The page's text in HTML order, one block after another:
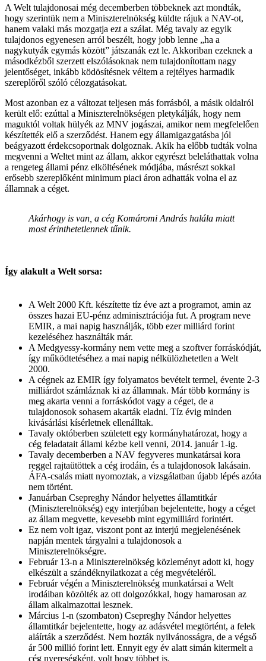
A Welt tulajdonosai még decemberben többeknek azt mondták,
hogy szerintük nem a Miniszterelnökség küldte rájuk a NAV-ot,
hanem valaki más mozgatja ezt a szálat. Még tavaly az egyik
tulajdonos egyenesen arról beszélt, hogy jobb lenne „ha a
nagykutyák egymás között” játszanák ezt le. Akkoriban ezeknek a
másodkézből szerzett elszólásoknak nem tulajdonítottam nagy
jelentőséget, inkább ködösítésnek véltem a rejtélyes harmadik
szereplőről szóló célozgatásokat.
Most azonban ez a változat teljesen más forrásból, a másik oldalról
került elő: ezúttal a Miniszterelnökségen pletykálják, hogy nem
maguktól voltak hülyék az MNV jogászai, amikor nem megfelelően
készítették elő a szerződést. Hanem egy államigazgatásba jól
beágyazott érdekcsoportnak dolgoznak. Akik ha előbb tudták volna
megvenni a Weltet mint az állam, akkor egyrészt beleláthattak volna
a rengeteg állami pénz elköltésének módjába, másrészt sokkal
erősebb szereplőként minimum piaci áron adhatták volna el az
államnak a céget.
Akárhogy is van, a cég Komáromi András halála miatt
most érinthetetlennek tűnik.
Így alakult a Welt sorsa:
A Welt 2000 Kft. készítette tíz éve azt a programot, amin az
összes hazai EU-pénz adminisztrációja fut. A program neve
EMIR, a mai napig használják, több ezer milliárd forint
kezeléséhez használták már.
A Medgyessy-kormány nem vette meg a szoftver forráskódját,
így működtetéséhez a mai napig nélkülözhetetlen a Welt
2000.
A cégnek az EMIR így folyamatos bevételt termel, évente 2-3
milliárdot számláznak ki az államnak. Már több kormány is
meg akarta venni a forráskódot vagy a céget, de a
tulajdonosok sohasem akarták eladni. Tíz évig minden
kivásárlási kísérletnek ellenálltak.
Tavaly októberben született egy kormányhatározat, hogy a
cég feladatait állami kézbe kell venni, 2014. január 1-ig.
Tavaly decemberben a NAV fegyveres munkatársai kora
reggel rajtaütöttek a cég irodáin, és a tulajdonosok lakásain.
ÁFA-csalás miatt nyomoztak, a vizsgálatban újabb lépés azóta
nem történt.
Januárban Csepreghy Nándor helyettes államtitkár
(Miniszterelnökség) egy interjúban bejelentette, hogy a céget
az állam megvette, kevesebb mint egymilliárd forintért.
Ez nem volt igaz, viszont pont az interjú megjelenésének
napján mentek tárgyalni a tulajdonosok a
Miniszterelnökségre.
Február 13-n a Miniszterelnökség közleményt adott ki, hogy
elkészült a szándéknyilatkozat a cég megvételéről.
Február végén a Miniszterelnökség munkatársai a Welt
irodáiban közölték az ott dolgozókkal, hogy hamarosan az
állam alkalmazottai lesznek.
Március 1-n (szombaton) Csepreghy Nándor helyettes
államtitkár bejelentette, hogy az adásvétel megtörtént, a felek
aláírták a szerződést. Nem hozták nyilvánosságra, de a végső
ár 500 millió forint lett. Ennyit egy év alatt simán kitermelt a
cég nyereségként, volt hogy többet is.